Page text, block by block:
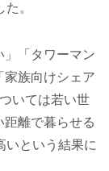
。
」「タワーマン
家族向けシェア
いては若い世
離で暮らせる
いという結果に